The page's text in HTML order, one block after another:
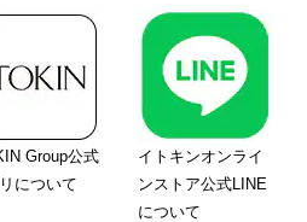
Group公式
について
イトキンオンライ
ンストア公式LINE
について